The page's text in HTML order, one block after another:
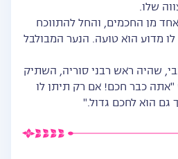
שלו.
מן החכמים, והחל להתווכח
מדוע הוא טועה. הנער המבולבל
שהיה ראש רבני סוריה, השתיק
כבר חכם! אם רק תיתן לו
גם הוא לחכם גדול."